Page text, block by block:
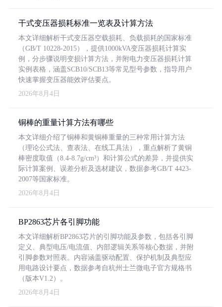
干式变压器损耗标准一览表及计算方法
本文详细解析干式变压器空载损耗、负载损耗的国家标准
（GB/T 10228-2015），提供1000kVA变压器损耗计算实
例，分步骤说明变损计算方法，并附电力变压器损耗计算
实例表格，涵盖SCB10/SCB13等常见型号参数，指导用户
快速掌握变压器能效评估要点。
2026年8月4日
铜棒的重量计算方法有哪些
本文详细介绍了铜棒和黄铜棒重量的三种常用计算方法
（理论公式法、查表法、在线工具法），重点解析了黄铜
棒密度取值（8.4-8.7g/cm³）和计算公式的差异，并提供实
际计算案例、误差分析及选材建议，数据参考GB/T 4423-
2007等国家标准。
2026年8月4日
BP2863芯片各引脚功能
本文详细解析BP2863芯片的引脚功能及参数，包括各引脚
定义、典型电压/电流值、内部逻辑关系等核心数据，并附
引脚参数对照表。内容涵盖驱动配置、保护机制及典型应
用电路设计要点，数据参考自杭州士兰微电子官方规格书
（版本V1.2）。
2026年8月4日